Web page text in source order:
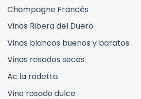
Champagne Francés
Vinos Ribera del Duero
Vinos blancos buenos y baratos
Vinos rosados secos
Ac la rodetta
Vino rosado dulce